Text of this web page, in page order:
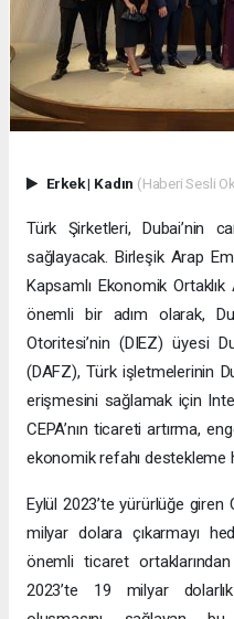
Erkek| Kadın (Haberi Sesli
Türk Şirketleri, Dubai’nin
sağlayacak. Birleşik Arap
Kapsamlı Ekonomik Ortaklık
önemli bir adım olarak,
Otoritesi’nin (DIEZ) üyesi
(DAFZ), Türk işletmelerinin
erişmesini sağlamak için
CEPA’nın ticareti artırma,
ekonomik refahı destekleme
Eylül 2023’te yürürlüğe giren
milyar dolara çıkarmayı
önemli ticaret
2023’te 19 milyar